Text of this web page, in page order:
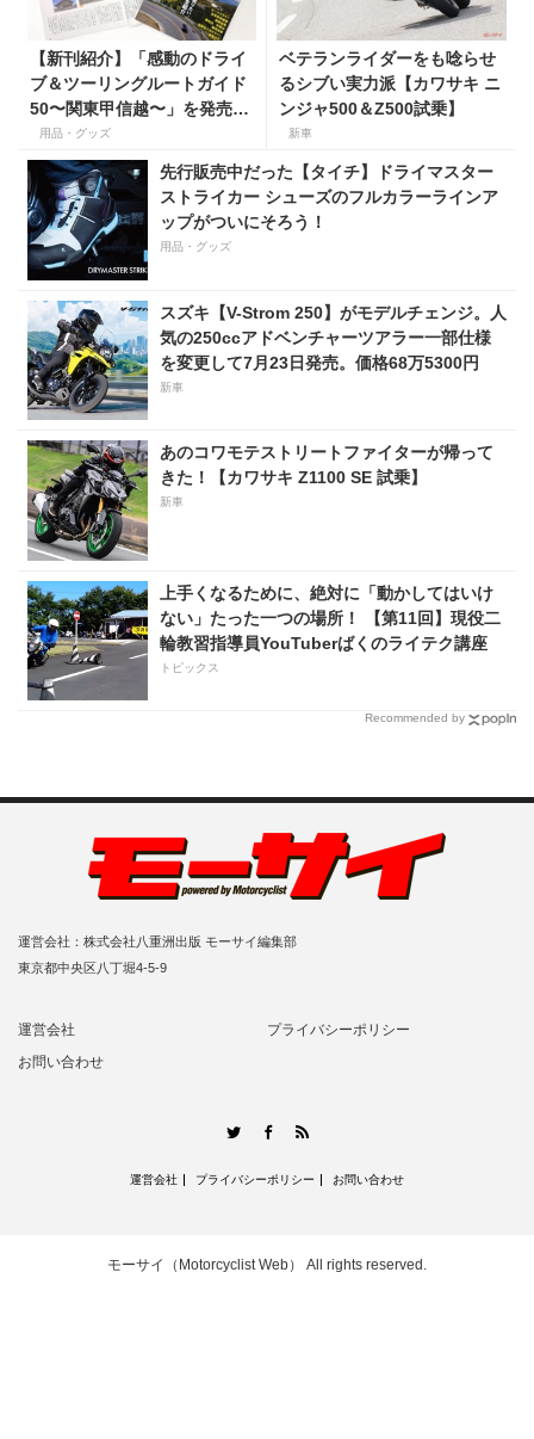
【新刊紹介】「感動のドライ
ブ＆ツーリングルートガイド
50〜関東甲信越〜」を発売！
死ぬまでに走りたい奇跡の道
を収録！
用品・グッズ
ベテランライダーをも唸らせ
るシブい実力派【カワサキ ニ
ンジャ500＆Z500試乗】
新車
先行販売中だった【タイチ】ドライマスター
ストライカー シューズのフルカラーラインア
ップがついにそろう！
用品・グッズ
スズキ【V-Strom 250】がモデルチェンジ。人
気の250ccアドベンチャーツアラー一部仕様
を変更して7月23日発売。価格68万5300円
新車
あのコワモテストリートファイターが帰って
きた！【カワサキ Z1100 SE 試乗】
新車
上手くなるために、絶対に「動かしてはいけ
ない」たった一つの場所！ 【第11回】現役二
輪教習指導員YouTuberばくのライテク講座
トピックス
Recommended by
運営会社：株式会社八重洲出版 モーサイ編集部
東京都中央区八丁堀4-5-9
運営会社
プライバシーポリシー
お問い合わせ
TwitterFacebook
運営会社 プライバシーポリシー お問い合わせ
モーサイ（Motorcyclist Web） All rights reserved.